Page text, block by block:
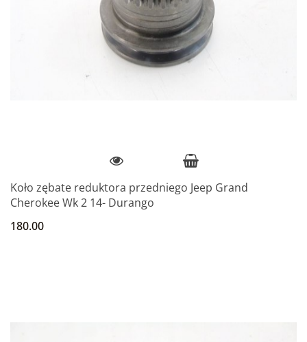
Koło zębate reduktora przedniego Jeep Grand
Cherokee Wk 2 14- Durango
180.00